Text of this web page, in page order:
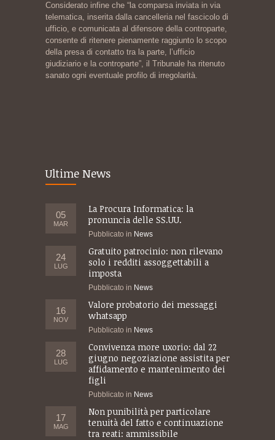
Considerato infine che “la comparsa inviata in via
telematica, inserita dalla cancelleria nel fascicolo di
ufficio, e comunicata al difensore della controparte,
consente di ritenere pienamente raggiunto lo scopo
della presa di contatto tra la parte, l’ufficio
giudiziario e la controparte”, il Tribunale ha ritenuto
sanato ogni eventuale profilo di irregolarità.
Ultime News
05
MAR
La Procura Informatica: la
pronuncia delle SS.UU.
Pubblicato in News
24
LUG
Gratuito patrocinio: non rilevano
solo i redditi assoggettabili a
imposta
Pubblicato in News
16
NOV
Valore probatorio dei messaggi
whatsapp
Pubblicato in News
28
LUG
Convivenza more uxorio: dal 22
giugno negoziazione assistita per
affidamento e mantenimento dei
figli
Pubblicato in News
17
MAG
Non punibilità per particolare
tenuità del fatto e continuazione
tra reati: ammissibile